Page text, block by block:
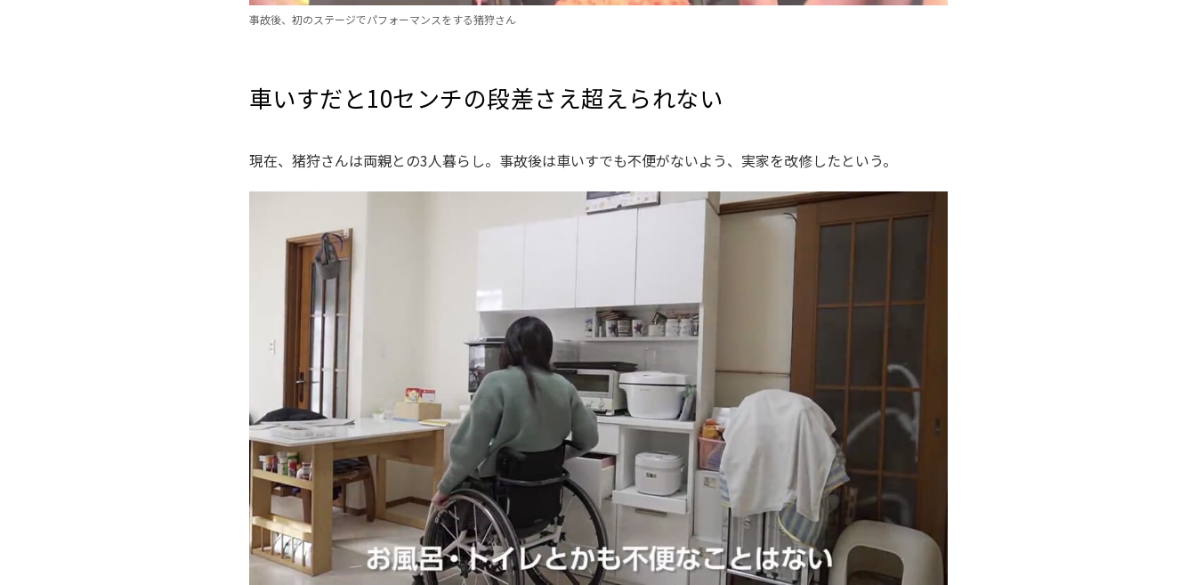
事故後、初のステージでパフォーマンスをする猪狩さん
車いすだと10センチの段差さえ超えられない
現在、猪狩さんは両親との3人暮らし。事故後は車いすでも不便がないよう、実家を改修したという。